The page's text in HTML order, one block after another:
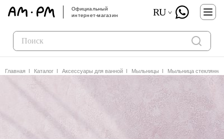
Официальный
интернет-магазин
RU
Главная Каталог Аксессуары для ванной Мыльницы Мыльница